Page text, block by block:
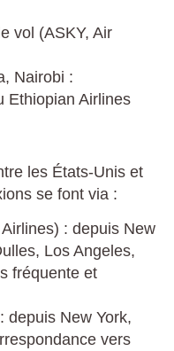
vol (ASKY, Air
Nairobi :
Ethiopian Airlines
les États-Unis et
se font via :
: depuis New
Los Angeles,
fréquente et
depuis New York,
vers